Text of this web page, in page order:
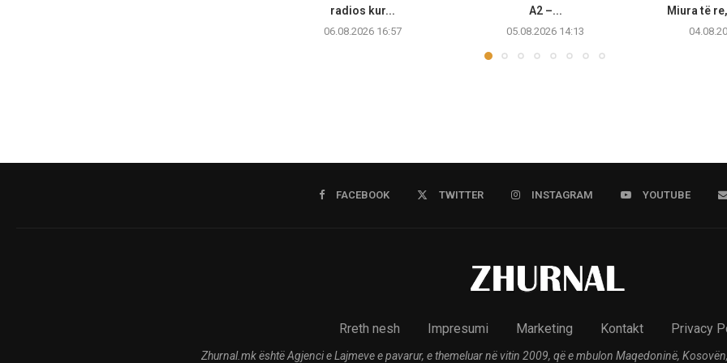
radios kur...
06.08.2026 16:57
A2 –...
05.08.2026 14:13
Miura të
FACEBOOK TWITTER INSTAGRAM YOUTUBE
Rreth nesh Impresumi Marketing Kontakt Privacy
Zhurnal.mk është Agjenci e Lajmeve e pavarur, e themeluar në vitin 2009, që e mbulon Maqedoninë,